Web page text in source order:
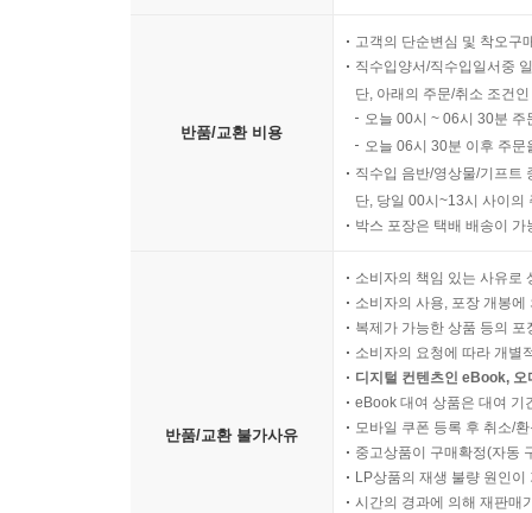
반품/교환 비용
고객의 단순변심 및 착오구
직수입양서/직수입일서중
단, 아래의 주문/취소 조건
오늘 00시 ~ 06시 30분
오늘 06시 30분 이후 주
직수입 음반/영상물/기프트
단, 당일 00시~13시 사이의
박스 포장은 택배 배송이
반품/교환 불가사유
소비자의 책임 있는 사유로
소비자의 사용, 포장 개봉
복제가 가능한 상품 등의
소비자의 요청에 따라 개별
디지털 컨텐츠인 eBook,
eBook 대여 상품은 대여 기
모바일 쿠폰 등록 후 취소/
중고상품이 구매확정(자동
LP상품의 재생 불량 원인
시간의 경과에 의해 재판매